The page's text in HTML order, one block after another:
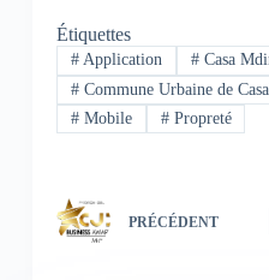
Étiquettes
#Application #Casa
#Commune Urbaine de
#Mobile #Propreté
PRÉCÉDENT